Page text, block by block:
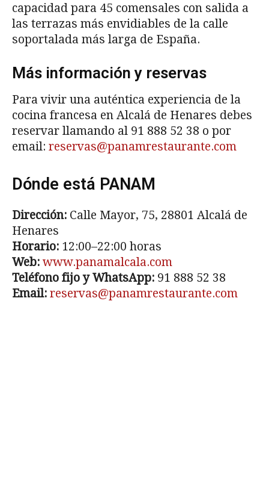
capacidad para 45 comensales con salida a
las terrazas más envidiables de la calle
soportalada más larga de España.
Más información y reservas
Para vivir una auténtica experiencia de la
cocina francesa en Alcalá de Henares debes
reservar llamando al 91 888 52 38 o por
email: reservas@panamrestaurante.com
Dónde está PANAM
Dirección: Calle Mayor, 75, 28801 Alcalá de
Henares
Horario: 12:00–22:00 horas
Web: www.panamalcala.com
Teléfono fijo y WhatsApp: 91 888 52 38
Email: reservas@panamrestaurante.com